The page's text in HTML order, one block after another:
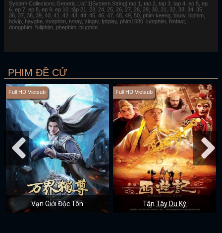
System.Collections.Generic.List`1[System.String] tap 1, tap 2, tap 3, tap 4, ep 5, ep
6, ep 7, ep 8, ep 9, ep 10, tập 21, 23, 24, 25, 26, 27, 28, 29, 30, 31, 32, 33, 34, 35,
36, 37, 38, 39, 40, 41, 42, 43, 44, 45, 46, 47, 48, 49, 50, phim keeng, bilutv, biphim,
hdvip, hayghe, motphim, tvhay, zingtv, fptplay, phim1080, luotphim, fimfast,
dongphim, fullphim, phephim, bluphim
PHIM ĐỀ CỬ
Full HD Vietsub
Vạn Giới Độc Tôn
Full HD Vietsub
Tân Tây Du Ký